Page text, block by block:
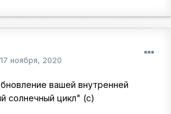
17 ноября, 2020
вашей внутренней
солнечный цикл" (с)